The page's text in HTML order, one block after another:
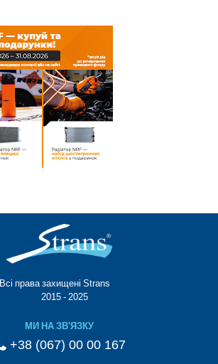
Всі права захищені Strans®
© 2015 - 2025
МИ НА ЗВ'ЯЗКУ
+38 (067) 00 00 167